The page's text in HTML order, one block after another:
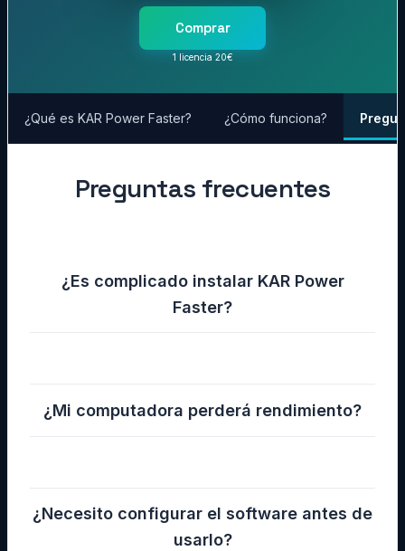
Comprar
1 licencia 20€
¿Qué es KAR Power Faster? ¿Cómo funciona?
Preguntas frecuentes
¿Es complicado instalar KAR Power
Faster?
¿Mi computadora perderá rendimiento?
¿Necesito configurar el software antes de
usarlo?